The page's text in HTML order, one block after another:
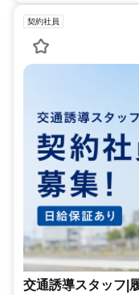
契約社員
交通誘導スタッフ|